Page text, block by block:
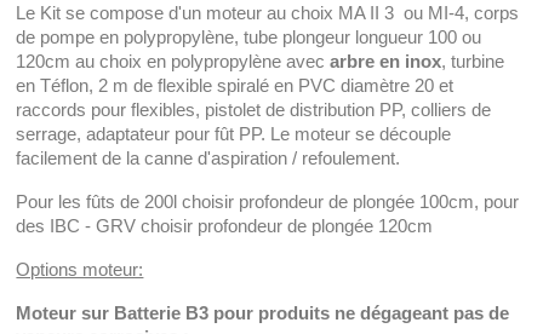
Le Kit se compose d'un moteur au choix MA II 3 ou MI-4, corps
de pompe en polypropylène, tube plongeur longueur 100 ou
120cm au choix en polypropylène avecarbre en inox, turbine
en Téflon, 2 m de flexible spiralé en PVC diamètre 20 et
raccords pour flexibles, pistolet de distribution PP, colliers de
serrage, adaptateur pour fût PP. Le moteur se découple
facilement de la canne d'aspiration / refoulement.
Pour les fûts de 200l choisir profondeur de plongée 100cm, pour
des IBC - GRV choisir profondeur de plongée 120cm
Options moteur:
Moteur sur Batterie B3 pour produits ne dégageant pas de